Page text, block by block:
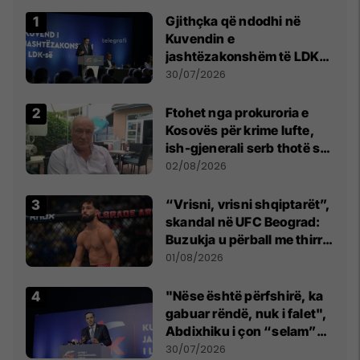
Gjithçka që ndodhi në
Kuvendin e
jashtëzakonshëm të LDK-
së
30/07/2026
Ftohet nga prokuroria e
Kosovës për krime lufte,
ish-gjenerali serb thotë se
dikush e tradhtoi në
02/08/2026
“Vrisni, vrisni shqiptarët”,
skandal në UFC Beograd:
Buzukja u përball me thirrje
anti-shqiptare nga
01/08/2026
"Nëse është përfshirë, ka
gabuar rëndë, nuk i falet",
Abdixhiku i çon “selam”
Përparim Ramës
30/07/2026